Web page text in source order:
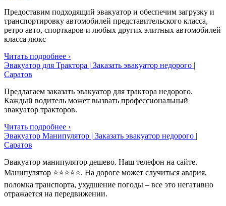
Предоставим подходящий эвакуатор и обеспечим загрузку и
транспортировку автомобилей представительского класса,
ретро авто, спорткаров и любых других элитных автомобилей
класса люкс
Читать подробнее ›
Эвакуатор для Трактора | Заказать эвакуатор недорого |
Саратов
Предлагаем заказать эвакуатор для трактора недорого.
Каждый водитель может вызвать профессиональный
эвакуатор тракторов.
Читать подробнее ›
Эвакуатор Манипулятор | Заказать эвакуатор недорого |
Саратов
Эвакуатор манипулятор дешево. Наш телефон на сайте.
Манипулятор ⭐⭐⭐⭐⭐. На дороге может случиться авария,
поломка транспорта, ухудшение погоды – все это негативно
отражается на передвижении.